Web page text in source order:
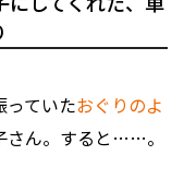
っていたおぐりのよ
さん。すると……。